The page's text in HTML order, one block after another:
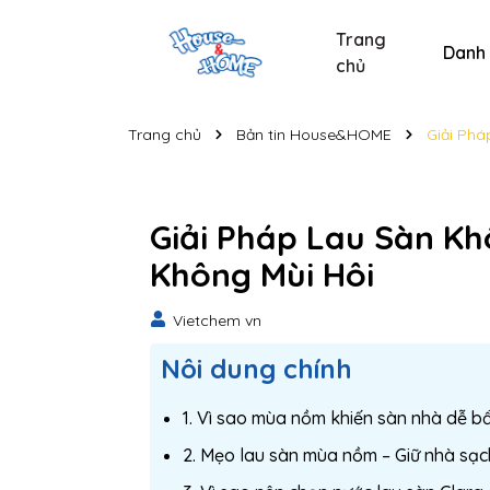
Trang
chủ
Trang chủ Bản tin House&HOME Giải
Giải Pháp Lau Sàn
Không Mùi Hôi
Vietchem vn
Nôi dung chính
1. Vì sao mùa nồm khiến sàn nhà dễ
2. Mẹo lau sàn mùa nồm – Giữ nhà